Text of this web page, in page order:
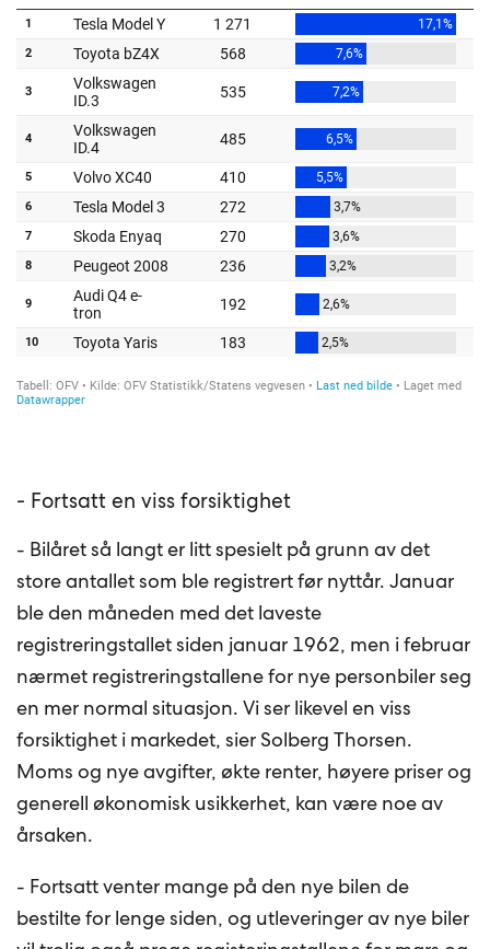
- Fortsatt en viss forsiktighet
- Bilåret så langt er litt spesielt på grunn av det
store antallet som ble registrert før nyttår. Januar
ble den måneden med det laveste
registreringstallet siden januar 1962, men i februar
nærmet registreringstallene for nye personbiler seg
en mer normal situasjon. Vi ser likevel en viss
forsiktighet i markedet, sier Solberg Thorsen.
Moms og nye avgifter, økte renter, høyere priser og
generell økonomisk usikkerhet, kan være noe av
årsaken.
- Fortsatt venter mange på den nye bilen de
bestilte for lenge siden, og utleveringer av nye biler